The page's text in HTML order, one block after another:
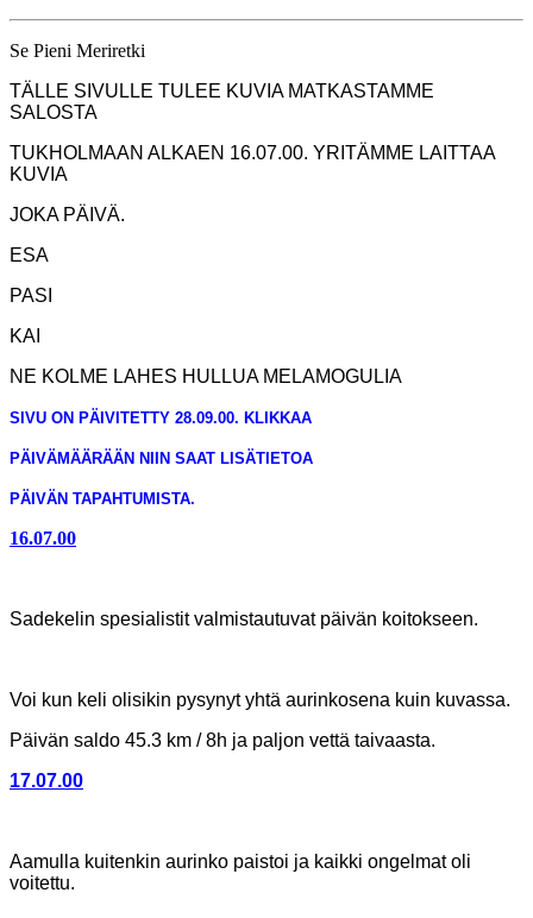
Se Pieni Meriretki
TÄLLE SIVULLE TULEE KUVIA MATKASTAMME
SALOSTA
TUKHOLMAAN ALKAEN 16.07.00. YRITÄMME LAITTAA
KUVIA
JOKA PÄIVÄ.
ESA
PASI
KAI
NE KOLME LAHES HULLUA MELAMOGULIA
SIVU ON PÄIVITETTY 28.09.00. KLIKKAA
PÄIVÄMÄÄRÄÄN NIIN SAAT LISÄTIETOA
PÄIVÄN TAPAHTUMISTA.
16.07.00
Sadekelin spesialistit valmistautuvat päivän koitokseen.
Voi kun keli olisikin pysynyt yhtä aurinkosena kuin kuvassa.
Päivän saldo 45.3 km / 8h ja paljon vettä taivaasta.
17.07.00
Aamulla kuitenkin aurinko paistoi ja kaikki ongelmat oli
voitettu.